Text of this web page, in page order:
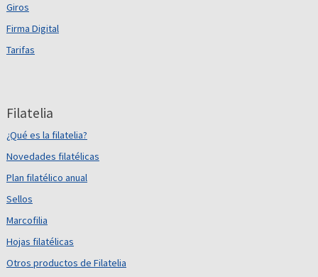
Giros
Firma Digital
Tarifas
Filatelia
¿Qué es la filatelia?
Novedades filatélicas
Plan filatélico anual
Sellos
Marcofilia
Hojas filatélicas
Otros productos de Filatelia